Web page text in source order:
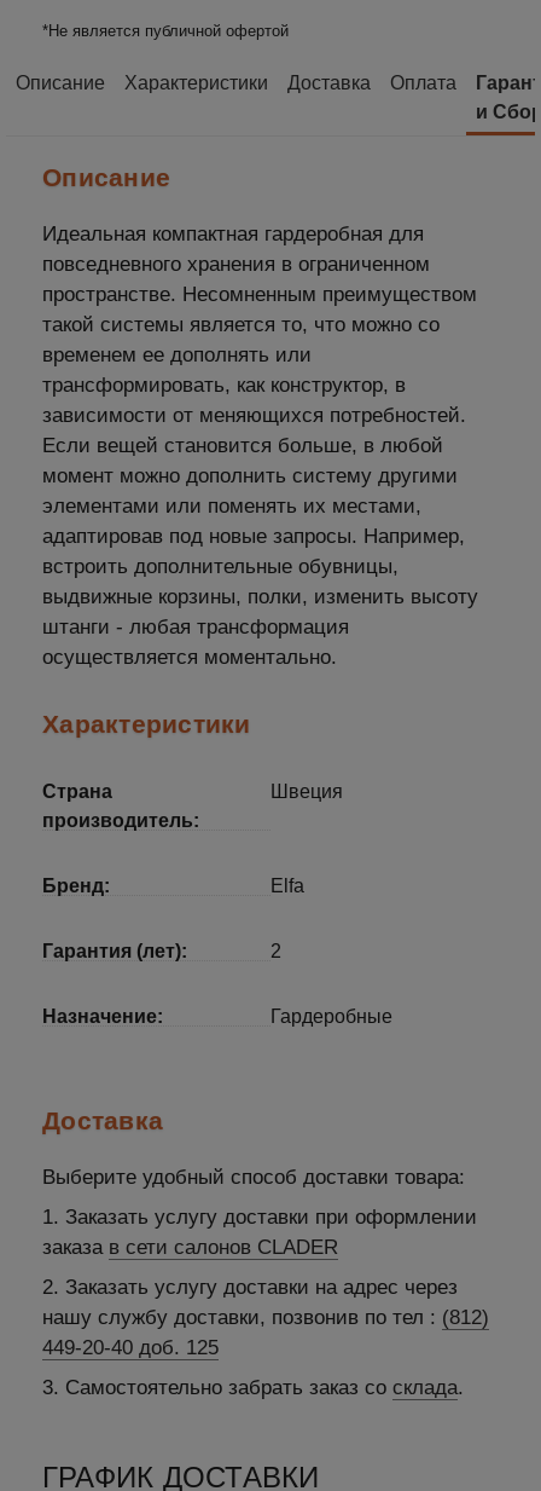
*Не является публичной офертой
Описание Характеристики Доставка Оплата
и
Описание
Идеальная компактная гардеробная для
повседневного хранения в ограниченном
пространстве. Несомненным преимуществом
такой системы является то, что можно со
временем ее дополнять или
трансформировать, как конструктор, в
зависимости от меняющихся потребностей.
Если вещей становится больше, в любой
момент можно дополнить систему другими
элементами или поменять их местами,
адаптировав под новые запросы. Например,
встроить дополнительные обувницы,
выдвижные корзины, полки, изменить высоту
штанги - любая трансформация
осуществляется моментально.
Характеристики
Страна
производитель:
Швеция
Бренд: Elfa
Гарантия (лет): 2
Назначение: Гардеробные
Доставка
Выберите удобный способ доставки товара:
1. Заказать услугу доставки при оформлении
заказа в сети салонов CLADER
2. Заказать услугу доставки на адрес через
нашу службу доставки, позвонив по тел : (812)
449-20-40 доб. 125
3. Самостоятельно забрать заказ со склада.
ГРАФИК ДОСТАВКИ